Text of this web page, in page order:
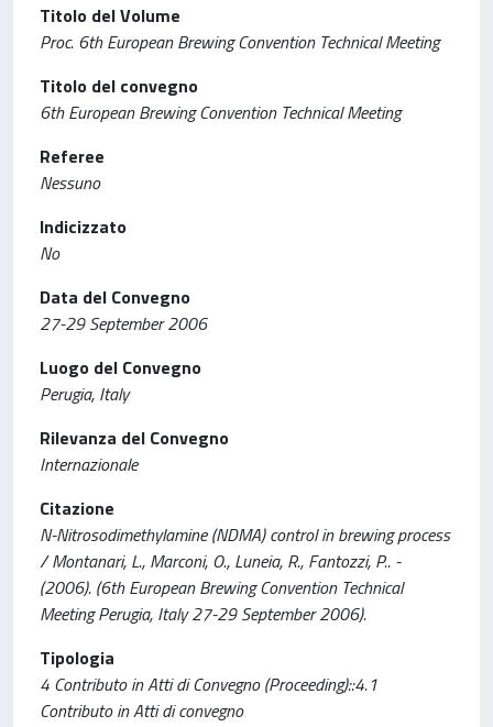
Titolo del Volume
Proc. 6th European Brewing Convention Technical Meeting
Titolo del convegno
6th European Brewing Convention Technical Meeting
Referee
Nessuno
Indicizzato
No
Data del Convegno
27-29 September 2006
Luogo del Convegno
Perugia, Italy
Rilevanza del Convegno
Internazionale
Citazione
N-Nitrosodimethylamine (NDMA) control in brewing process
/ Montanari, L., Marconi, O., Luneia, R., Fantozzi, P.. -
(2006). (6th European Brewing Convention Technical
Meeting Perugia, Italy 27-29 September 2006).
Tipologia
4 Contributo in Atti di Convegno (Proceeding)::4.1
Contributo in Atti di convegno